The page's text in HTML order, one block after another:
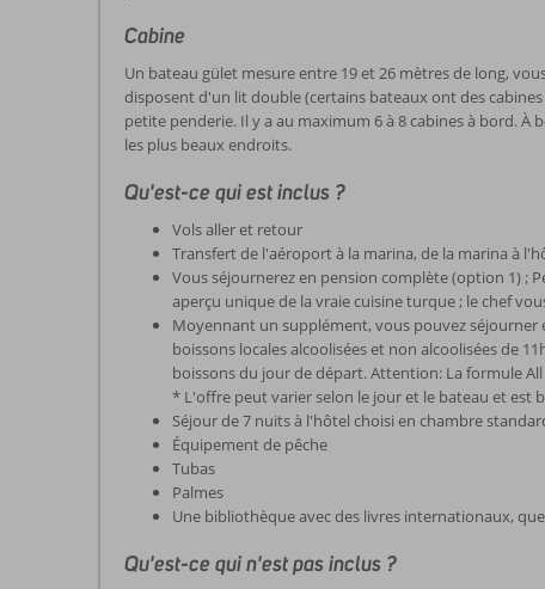
Cabine
Un bateau gület mesure entre 19 et 26 mètres de long,
disposent d'un lit double (certains bateaux ont des
petite penderie. Il y a au maximum 6 à 8 cabines à bord.
les plus beaux endroits.
Qu'est-ce qui est inclus ?
Vols aller et retour
Transfert de l'aéroport à la marina, de la marina à
Vous séjournerez en pension complète (option 1) ;
aperçu unique de la vraie cuisine turque ; le chef
Moyennant un supplément, vous pouvez séjourner
boissons locales alcoolisées et non alcoolisées de
boissons du jour de départ. Attention: La formule
* L'offre peut varier selon le jour et le bateau et est
Séjour de 7 nuits à l'hôtel choisi en chambre
Équipement de pêche
Tubas
Palmes
Une bibliothèque avec des livres internationaux,
Qu'est-ce qui n'est pas inclus ?